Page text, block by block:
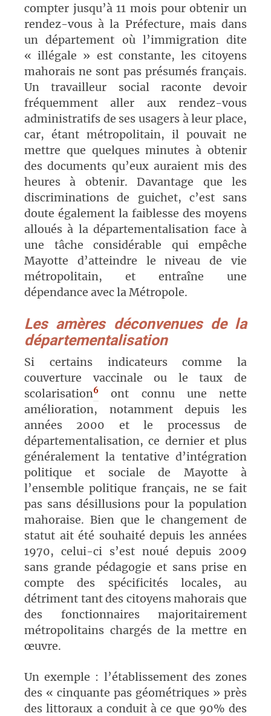
compter jusqu’à 11 mois pour obtenir un
rendez-vous à la Préfecture, mais dans
un département où l’immigration dite
« illégale » est constante, les citoyens
mahorais ne sont pas présumés français.
Un travailleur social raconte devoir
fréquemment aller aux rendez-vous
administratifs de ses usagers à leur place,
car, étant métropolitain, il pouvait ne
mettre que quelques minutes à obtenir
des documents qu’euxauraient mis des
heures à obtenir. Davantage que les
discriminations de guichet, c’est sans
doute également la faiblesse des moyens
alloués à la départementalisation face à
une tâche considérable qui empêche
Mayotte d’atteindre le niveau de vie
métropolitain, et entraîne une
dépendance avec la Métropole.
Les amères déconvenues de la
départementalisation
Si certains indicateurs comme la
couverture vaccinale ou le taux de
scolarisation6
ont connu une nette
amélioration, notamment depuis les
années 2000 et le processus de
départementalisation, ce dernier et plus
généralement la tentative d’intégration
politique et sociale de Mayotte à
l’ensemble politique français, ne se fait
pas sans désillusions pour la population
mahoraise. Bien que le changement de
statut ait été souhaité depuis les années
1970, celui-ci s’est noué depuis 2009
sans grande pédagogie et sans prise en
compte des spécificités locales, au
détriment tant des citoyens mahorais que
des fonctionnaires majoritairement
métropolitains chargés de la mettre en
œuvre.
Un exemple : l’établissement des zones
des « cinquante pas géométriques » près
des littoraux a conduit à ce que 90% des